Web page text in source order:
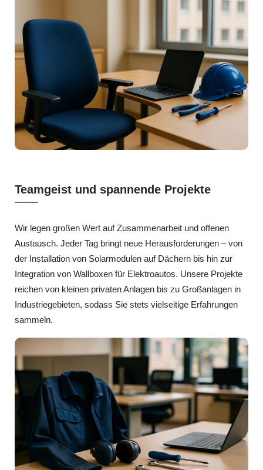
Teamgeist und spannende Projekte
Wir legen großen Wert auf Zusammenarbeit und offenen
Austausch. Jeder Tag bringt neue Herausforderungen – von
der Installation von Solarmodulen auf Dächern bis hin zur
Integration von Wallboxen für Elektroautos. Unsere Projekte
reichen von kleinen privaten Anlagen bis zu Großanlagen in
Industriegebieten, sodass Sie stets vielseitige Erfahrungen
sammeln.